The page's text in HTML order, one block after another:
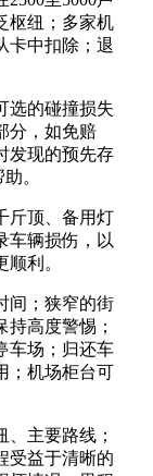
枢纽；多家机
卡中扣除；退
选的碰撞损失
分，如免赔
发现的预先存
。
斤顶、备用灯
车辆损伤，以
利。
间；狭窄的街
高度警惕；
车场；归还车
；机场柜台可
主要路线；
受益于清晰的